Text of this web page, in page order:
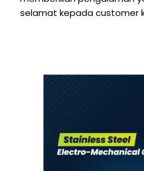
selamat kepada customer